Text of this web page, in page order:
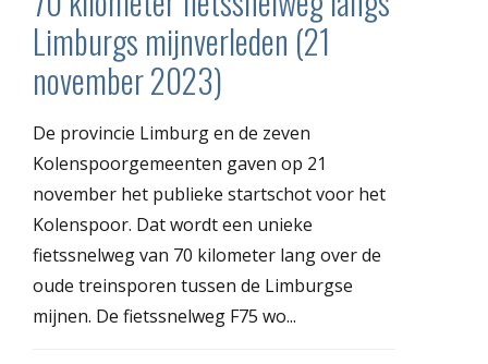
Limburgs mijnverleden (21
november 2023)
De provincie Limburg en de zeven
Kolenspoorgemeenten gaven op 21
november het publieke startschot voor het
Kolenspoor. Dat wordt een unieke
fietssnelweg van 70 kilometer lang over de
oude treinsporen tussen de Limburgse
mijnen. De fietssnelweg F75 wo...